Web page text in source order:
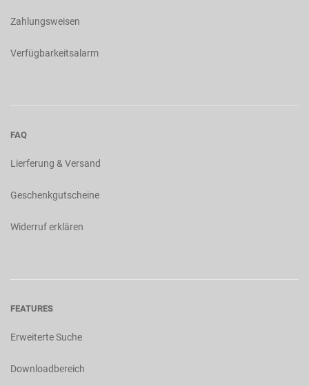
Zahlungsweisen
Verfügbarkeitsalarm
FAQ
Lierferung & Versand
Geschenkgutscheine
Widerruf erklären
FEATURES
Erweiterte Suche
Downloadbereich